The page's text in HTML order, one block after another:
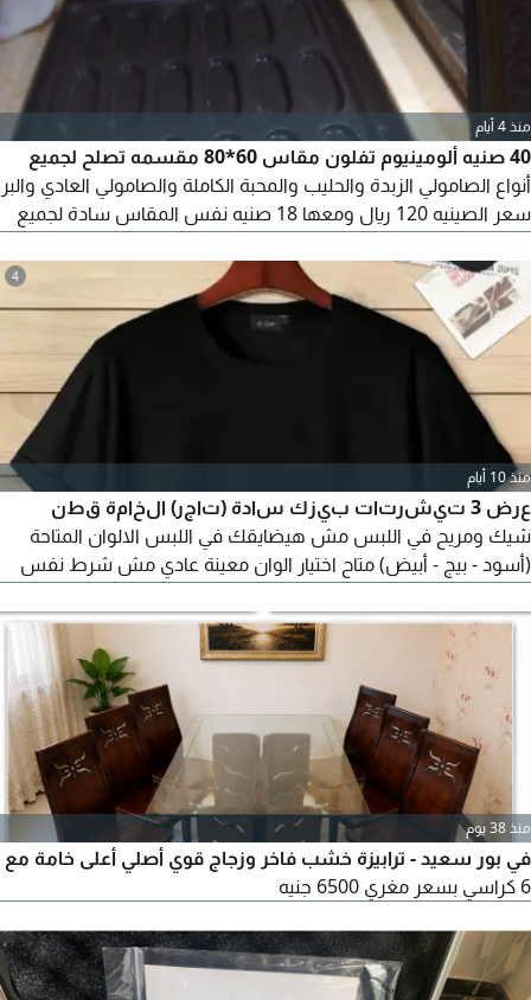
منذ 4 أيام
40 صنيه ألومينيوم تفلون مقاس 60*80 مقسمه تصلح لجميع
أنواع الصامولي الزبدة والحليب والمحبة الكاملة والصامولي العادي والبر
سعر الصينيه 120 ريال ومعها 18 صنيه نفس المقاس سادة لجميع
لظروف خاصه
4
منذ 10 أيام
عرض 3 تيشرتات بيزك سادة (تاجر) الخامة قطن
شيك ومريح في اللبس مش هيضايقك في اللبس الالوان المتاحة
(أسود - بيج - أبيض) متاح اختيار الوان معينة عادي مش شرط نفس
XL من 50 الى 60 كيلو XXL من 60 الى 75 كيلو XXXL من 75 الى 95
كيلو السعر 580
منذ 38 يوم
في بور سعيد - ترابيزة خشب فاخر وزجاج قوي أصلي أعلى خامة مع
6 كراسي بسعر مغري 6500 جنيه